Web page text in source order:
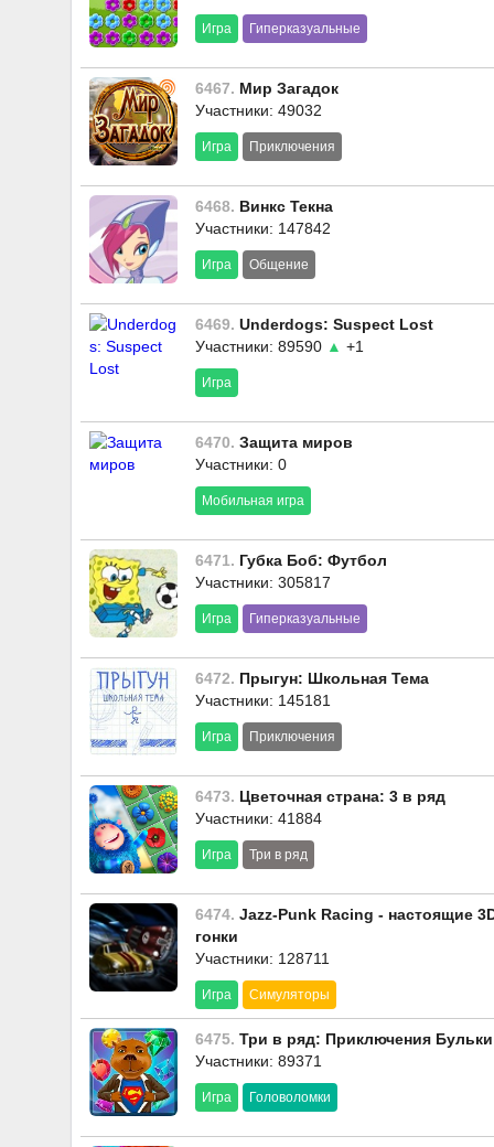
Игра Гиперказуальные
6467. Мир Загадок
Участники: 49032
Игра Приключения
6468. Винкс Текна
Участники: 147842
Игра Общение
6469. Underdogs: Suspect Lost
Участники: 89590 ▲ +1
Игра
6470. Защита миров
Участники: 0
Мобильная игра
6471. Губка Боб: Футбол
Участники: 305817
Игра Гиперказуальные
6472. Прыгун: Школьная Тема
Участники: 145181
Игра Приключения
6473. Цветочная страна: 3 в ряд
Участники: 41884
Игра Три в ряд
6474. Jazz-Punk Racing - настоящие
гонки
Участники: 128711
Игра Симуляторы
6475. Три в ряд: Приключения Бульки
Участники: 89371
Игра Головоломки